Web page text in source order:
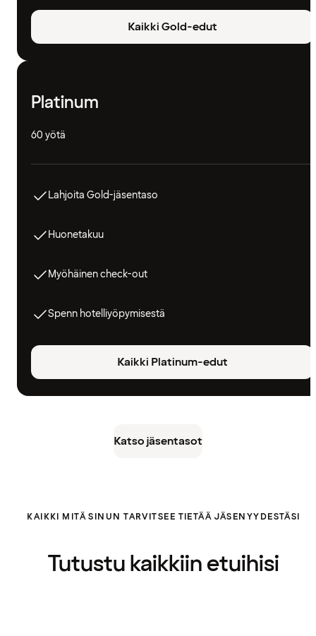
Kaikki Gold-edut
Platinum
60 yötä
Lahjoita Gold-jäsentaso
Huonetakuu
Myöhäinen check-out
Spenn hotelliyöpymisestä
Kaikki Platinum-edut
Katso jäsentasot
KAIKKI MITÄ SINUN TARVITSEE TIETÄÄ JÄSENYYDESTÄSI
Tutustu kaikkiin etuihisi